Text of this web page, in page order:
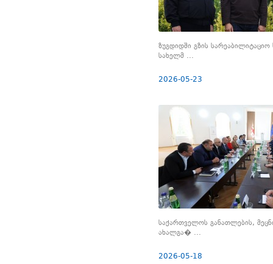
ზუგდიდში გზის სარეაბილიტაციო
სახელმ ...
2026-05-23
საქართველოს განათლების,
ახალგა� ...
2026-05-18